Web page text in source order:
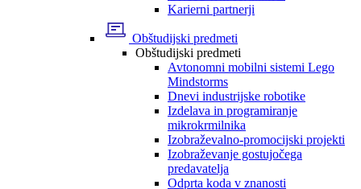
Karierni partnerji
Obštudijski predmeti
Obštudijski predmeti
Avtonomni mobilni sistemi Lego
Mindstorms
Dnevi industrijske robotike
Izdelava in programiranje
mikrokrmilnika
Izobraževalno-promocijski projekti
Izobraževanje gostujočega
predavatelja
Odprta koda v znanosti